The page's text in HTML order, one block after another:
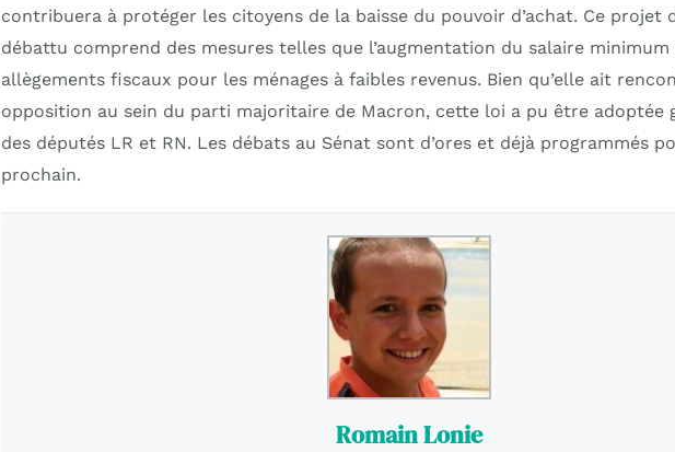
contribuera à protéger les citoyens de la baisse du pouvoir d’achat. Ce projet
débattu comprend des mesures telles que l’augmentation du salaire minimum
allègements fiscaux pour les ménages à faibles revenus. Bien qu’elle ait
opposition au sein du parti majoritaire de Macron, cette loi a pu être adoptée
des députés LR et RN. Les débats au Sénat sont d’ores et déjà programmés
prochain.
Romain Lonie